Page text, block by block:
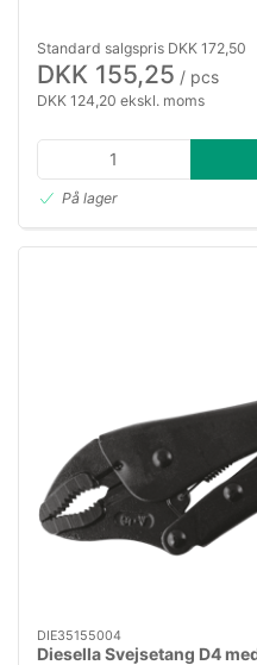
Standard salgspris DKK 172,50
DKK 155,25 / pcs
DKK 124,20 ekskl. moms
På lager
DIE35155004
Diesella Svejsetang D4